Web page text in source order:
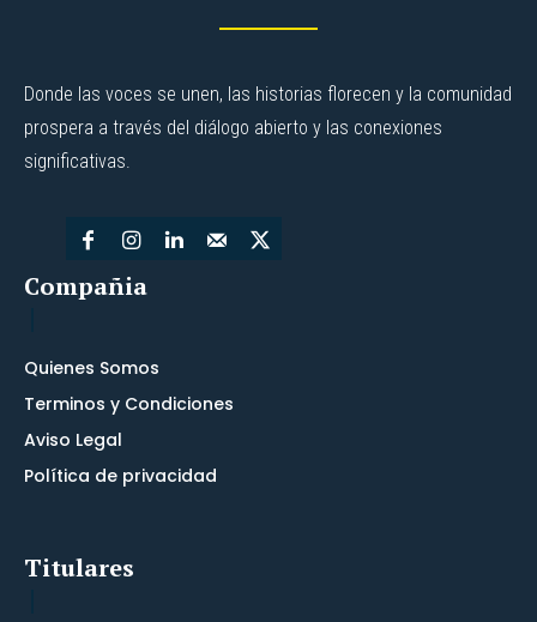
Donde las voces se unen, las historias florecen y la comunidad
prospera a través del diálogo abierto y las conexiones
significativas.
Compañia
Quienes Somos
Terminos y Condiciones
Aviso Legal
Política de privacidad
Titulares